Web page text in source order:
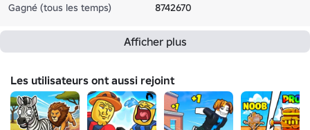
Gagné (tous les temps)
8742670
Afficher plus
Les utilisateurs ont aussi rejoint